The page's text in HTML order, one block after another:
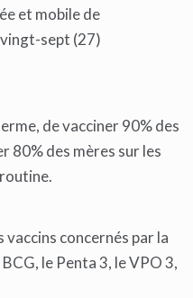
et mobile de
sept (27)
de vacciner 90% des
80% des mères sur les
vaccins concernés par la
le Penta 3, le VPO 3,